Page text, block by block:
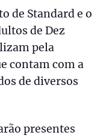
de Standard e o
de Dez
pela
contam com a
de diversos
presentes